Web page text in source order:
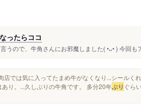
ったらココ
うので、牛角さんにお邪魔しました( •ᴗ• ) 今回も
店では気に入ってたまめ牛がなくなり...シールく
り。...久しぶりの牛角です。 多分20年ぶり ぐら